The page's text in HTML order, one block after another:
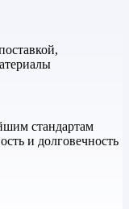
стандартам
и долговечность